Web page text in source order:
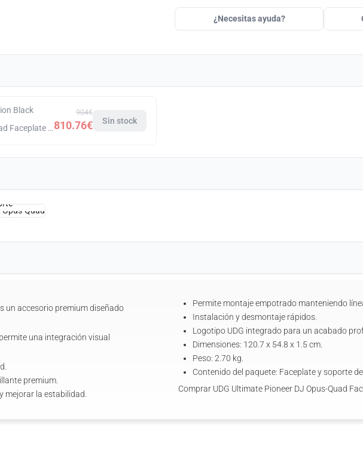
¿Necesitas ayuda?
Black
Black
904€
810.76€ Sin stock
un accesorio premium diseñado
una integración visual
premium.
mejorar la estabilidad.
Permite montaje empotrado manteniendo
Instalación y desmontaje rápidos.
Logotipo UDG integrado para un acabado
Dimensiones: 120.7 x 54.8 x 1.5 cm.
Peso: 2.70 kg.
Contenido del paquete: Faceplate y soporte
Comprar UDG Ultimate Pioneer DJ Opus-Quad